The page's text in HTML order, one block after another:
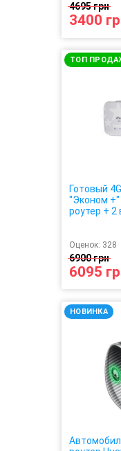
4695 грн
3400
ТОП
Готовый
"Эконом
роутер + 2
Оценок: 328
6900 грн
6095
НОВИНКА